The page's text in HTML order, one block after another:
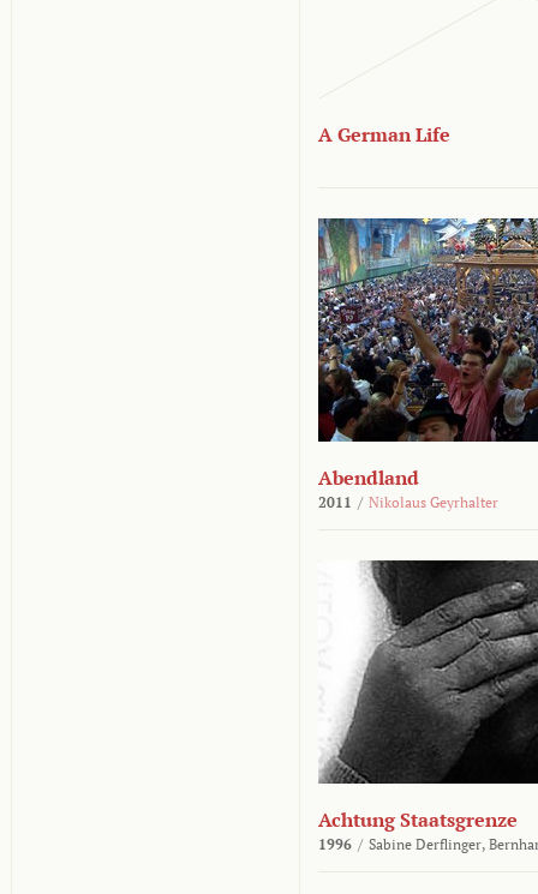
A German Life
Abendland
2011 / Nikolaus Geyrhalter
Achtung Staatsgrenze
1996 / Sabine Derflinger,